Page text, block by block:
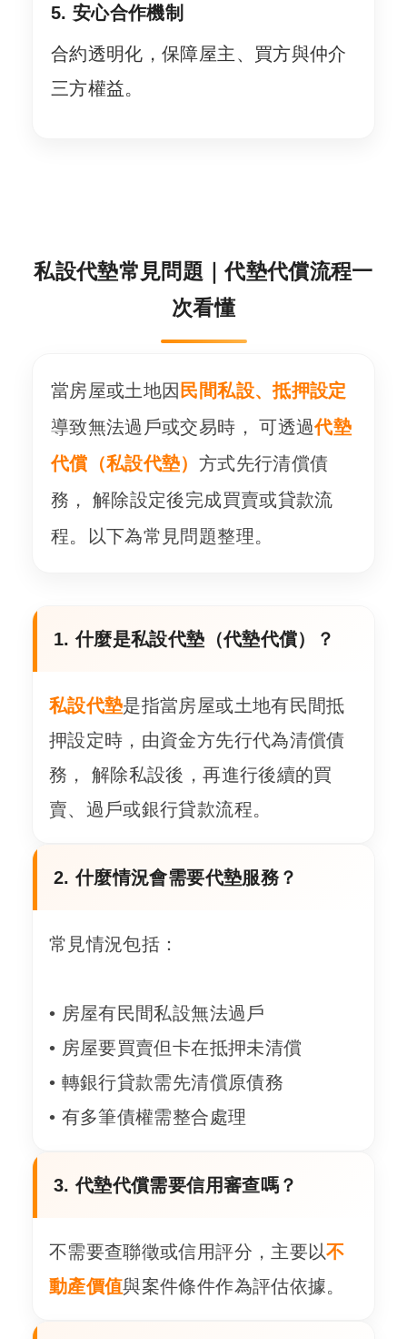
5. 安心合作機制
合約透明化，保障屋主、買方與仲介
三方權益。
私設代墊常見問題｜代墊代償流程一
次看懂
當房屋或土地因民間私設、抵押設定
導致無法過戶或交易時， 可透過代墊
代償（私設代墊） 方式先行清償債
務， 解除設定後完成買賣或貸款流
程。以下為常見問題整理。
1. 什麼是私設代墊（代墊代償）？
私設代墊是指當房屋或土地有民間抵
押設定時，由資金方先行代為清償債
務， 解除私設後，再進行後續的買
賣、過戶或銀行貸款流程。
2. 什麼情況會需要代墊服務？
常見情況包括：
• 房屋有民間私設無法過戶
• 房屋要買賣但卡在抵押未清償
• 轉銀行貸款需先清償原債務
• 有多筆債權需整合處理
3. 代墊代償需要信用審查嗎？
不需要查聯徵或信用評分，主要以不
動產價值與案件條件作為評估依據。